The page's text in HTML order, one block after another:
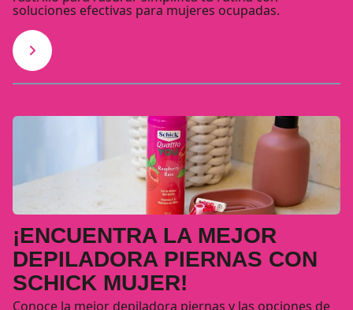
soluciones efectivas para mujeres ocupadas.
¡ENCUENTRA LA MEJOR
DEPILADORA PIERNAS CON
SCHICK MUJER!
Conoce la mejor depiladora piernas y las opciones de